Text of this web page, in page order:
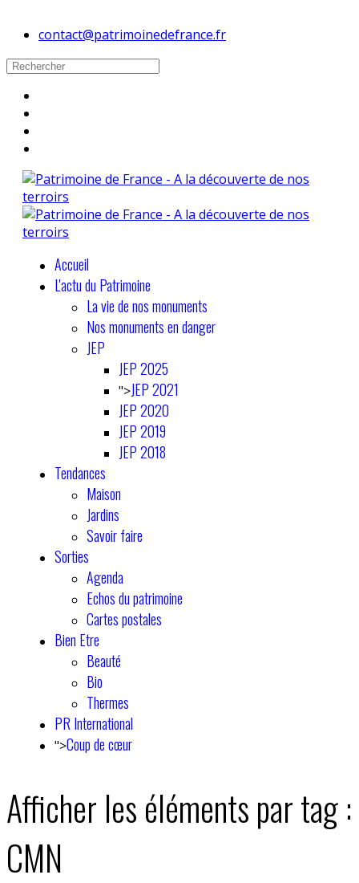
contact@patrimoinedefrance.fr
Accueil
L'actu du Patrimoine
La vie de nos monuments
Nos monuments en danger
JEP
JEP 2025
">JEP 2021
JEP 2020
JEP 2019
JEP 2018
Tendances
Maison
Jardins
Savoir faire
Sorties
Agenda
Echos du patrimoine
Cartes postales
Bien Etre
Beauté
Bio
Thermes
PR International
">Coup de cœur
Afficher les éléments par tag :
CMN